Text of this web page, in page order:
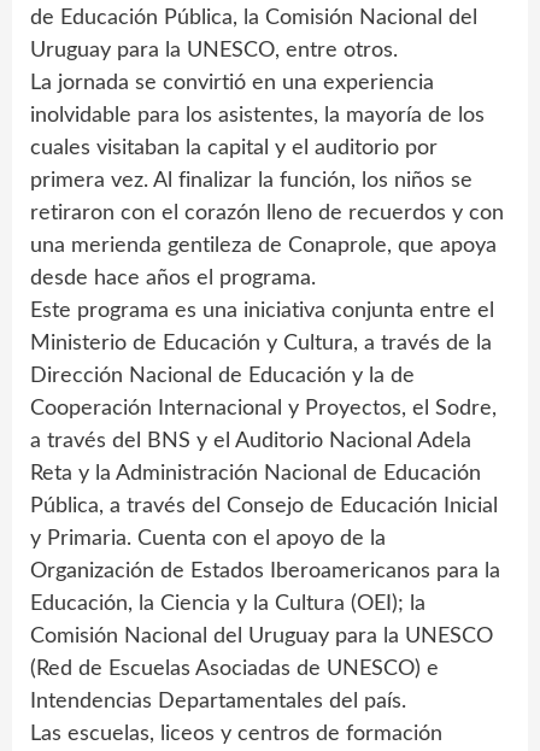
de Educación Pública, la Comisión Nacional del
Uruguay para la UNESCO, entre otros.
La jornada se convirtió en una experiencia
inolvidable para los asistentes, la mayoría de los
cuales visitaban la capital y el auditorio por
primera vez. Al finalizar la función, los niños se
retiraron con el corazón lleno de recuerdos y con
una merienda gentileza de Conaprole, que apoya
desde hace años el programa.
Este programa es una iniciativa conjunta entre el
Ministerio de Educación y Cultura, a través de la
Dirección Nacional de Educación y la de
Cooperación Internacional y Proyectos, el Sodre,
a través del BNS y el Auditorio Nacional Adela
Reta y la Administración Nacional de Educación
Pública, a través del Consejo de Educación Inicial
y Primaria. Cuenta con el apoyo de la
Organización de Estados Iberoamericanos para la
Educación, la Ciencia y la Cultura (OEI); la
Comisión Nacional del Uruguay para la UNESCO
(Red de Escuelas Asociadas de UNESCO) e
Intendencias Departamentales del país.
Las escuelas, liceos y centros de formación